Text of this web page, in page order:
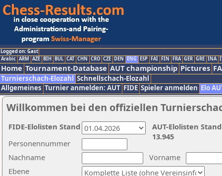
Logged on: Gast
Arabic ARM AZE BIH BUL CAT CHN CRO CZE DEN ENG ESP FAI FIN FRA GER GRE INA
Home Tournament-Database AUT championship Pictures
Turnierschach-Elozahl Schnellschach-Elozahl
Allgemeines Turnier anmelden: AUT FIDE Spieler anmelden Elo
Willkommen bei den offiziellen
Nachname
Vorname
Ebene
Personennummer
AUT-Elolisten
13.945
FIDE-Elolisten Stand